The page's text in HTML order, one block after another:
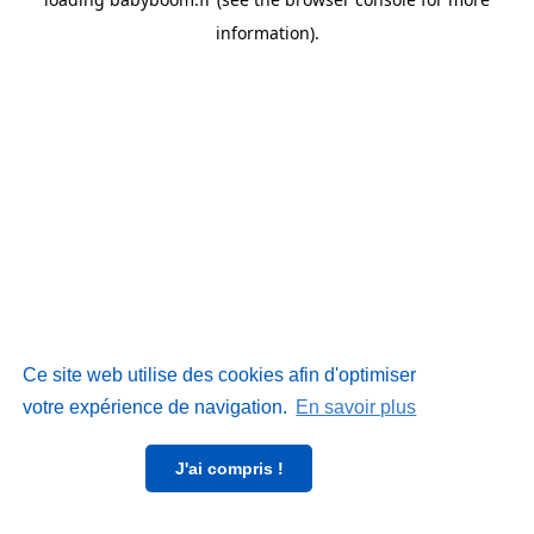
Ce site web utilise des cookies afin d'optimiser
votre expérience de navigation. En savoir plus
J'ai compris !
information).